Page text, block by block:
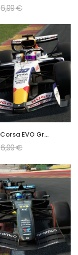
6,99€
Assetto Corsa EVO Grand Prix 2026 VCARB03 Mod
6,99€